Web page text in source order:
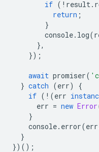
if ( ! result.
return ;
}
console. log(
},
});
await promiser(
} catch (err)
{
if ( ! (err
err = new Error
}
console. error(err
}
})();